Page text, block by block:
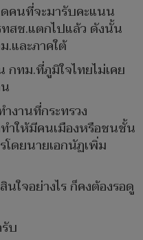
คนที่จะมารับคะแนน
สช.แตกไปแล้ว ดังนั้น
และภาคใต้
กทม.ที่ภูมิใจไทยไม่เคย
งานที่กระทรวง
ำให้มีคนเมืองหรือชนชั้น
ดยนายเอกนัฏเพิ่ม
ใจอย่างไร ก็คงต้องรอดู
บ